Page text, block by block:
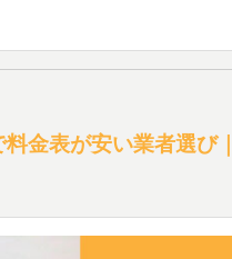
金表が安い業者選び